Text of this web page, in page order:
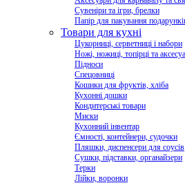
Сувеніри та ігри, брелки
Папір для пакування
Товари для кухні
Цукорниці, серветниці і набори
Ножі, ножиці, топірці та
Підноси
Спецовниці
Кошики для фруктів, хліба
Кухонні дошки
Кондитерські товари
Миски
Кухонний інвентар
Ємності, контейнери, судочки
Пляшки, диспенсери для соусів
Сушки, підставки, органайзери
Терки
Лійки, воронки